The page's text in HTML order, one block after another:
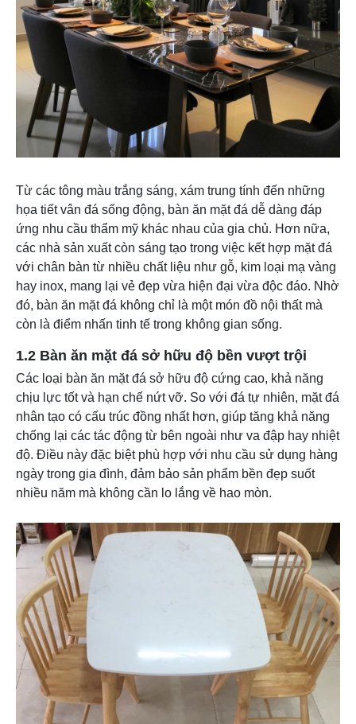
Từ các tông màu trắng sáng, xám trung tính đến những
họa tiết vân đá sống động, bàn ăn mặt đá dễ dàng đáp
ứng nhu cầu thẩm mỹ khác nhau của gia chủ. Hơn nữa,
các nhà sản xuất còn sáng tạo trong việc kết hợp mặt đá
với chân bàn từ nhiều chất liệu như gỗ, kim loại mạ vàng
hay inox, mang lại vẻ đẹp vừa hiện đại vừa độc đáo. Nhờ
đó, bàn ăn mặt đá không chỉ là một món đồ nội thất mà
còn là điểm nhấn tinh tế trong không gian sống.
1.2 Bàn ăn mặt đá sở hữu độ bền vượt trội
Các loại bàn ăn mặt đá sở hữu độ cứng cao, khả năng
chịu lực tốt và hạn chế nứt vỡ. So với đá tự nhiên, mặt đá
nhân tạo có cấu trúc đồng nhất hơn, giúp tăng khả năng
chống lại các tác động từ bên ngoài như va đập hay nhiệt
độ. Điều này đặc biệt phù hợp với nhu cầu sử dụng hàng
ngày trong gia đình, đảm bảo sản phẩm bền đẹp suốt
nhiều năm mà không cần lo lắng về hao mòn.